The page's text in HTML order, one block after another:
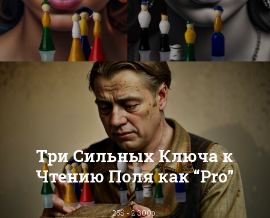
Три Сильных Ключа к
Чтению Поля как “Pro”
25$ - 2 300р.